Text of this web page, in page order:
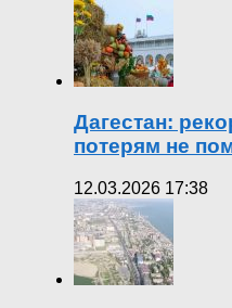
Дагестан:
потерям не
12.03.2026 17:38